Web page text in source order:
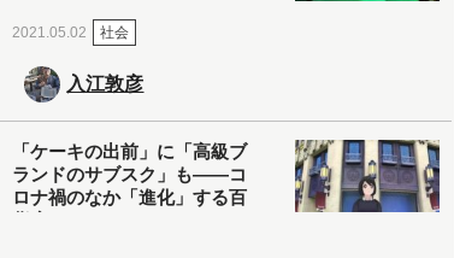
2021.05.02 社会
入江敦彦
「ケーキの出前」に「高級ブ
ランドのサブスク」も――コ
ロナ禍のなか「進化」する百